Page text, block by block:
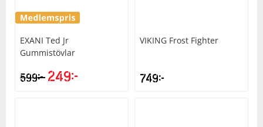
EXANI Ted Jr
Gummistövlar
599kr 249kr
VIKING Frost Fighter
749kr